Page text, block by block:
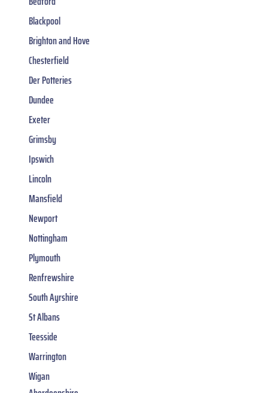
Blackpool
Brighton and Hove
Chesterfield
Der Potteries
Dundee
Exeter
Grimsby
Ipswich
Lincoln
Mansfield
Newport
Nottingham
Plymouth
Renfrewshire
South Ayrshire
St Albans
Teesside
Warrington
Wigan